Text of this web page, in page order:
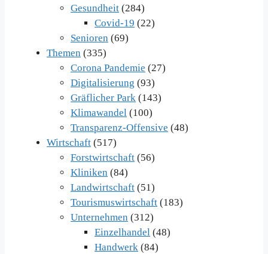
Gesundheit (284)
Covid-19 (22)
Senioren (69)
Themen (335)
Corona Pandemie (27)
Digitalisierung (93)
Gräflicher Park (143)
Klimawandel (100)
Transparenz-Offensive (48)
Wirtschaft (517)
Forstwirtschaft (56)
Kliniken (84)
Landwirtschaft (51)
Tourismuswirtschaft (183)
Unternehmen (312)
Einzelhandel (48)
Handwerk (84)